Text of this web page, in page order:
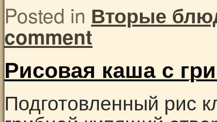
Posted in Вторые
comment
Рисовая каша с
Подготовленный рис